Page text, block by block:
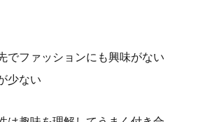
でファッションにも興味がない
少ない